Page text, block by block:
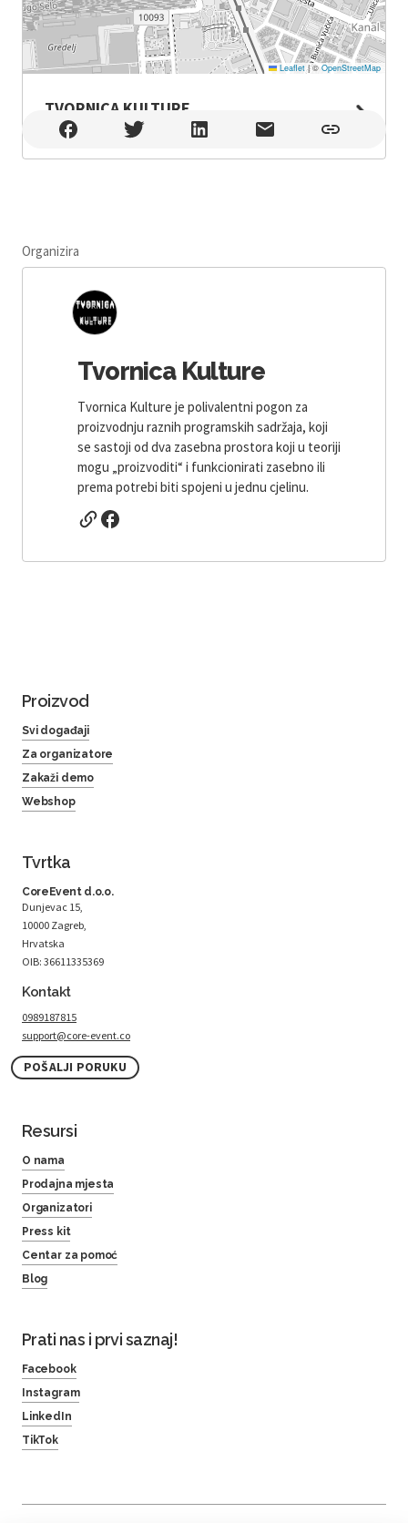
Leaflet |© OpenStreetMap
TVORNICA KULTURE
TVORNICA KULTURE , Zagreb
Organizira
Tvornica Kulture
Tvornica Kulture je polivalentni pogon za
proizvodnju raznih programskih sadržaja, koji
se sastoji od dva zasebna prostora koji u teoriji
mogu „proizvoditi“ i funkcionirati zasebno ili
prema potrebi biti spojeni u jednu cjelinu.
Proizvod
Svi događaji
Za organizatore
Zakaži demo
Webshop
Tvrtka
CoreEvent d.o.o.
Dunjevac 15,
10000 Zagreb,
Hrvatska
OIB: 36611335369
Kontakt
0989187815
support@core-event.co
POŠALJI PORUKU
Resursi
O nama
Prodajna mjesta
Organizatori
Press kit
Centar za pomoć
Blog
Prati nas i prvi saznaj!
Facebook
Instagram
LinkedIn
TikTok